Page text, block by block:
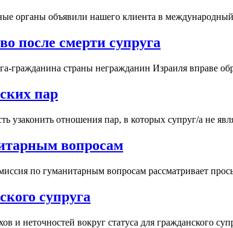
органы объявили нашего клиента в
после смерти супруга
гражданина страны негражданин Израиля вправе
пар
узаконить отношения пар, в которых супруг/а не
вопросам
по гуманитарным вопросам рассматривает
супруга
и неточностей вокруг статуса для гражданского